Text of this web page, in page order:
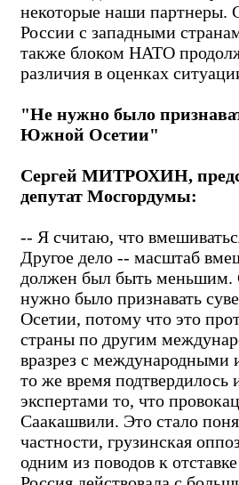
некоторые наши партнеры.
России с западными
также блоком НАТО
различия в оценках
"Не нужно было
Южной Осетии"
Сергей МИТРОХИН,
депутат Мосгордумы:
-- Я считаю, что
Другое дело -- масштаб
должен был быть меньшим.
нужно было признавать
Осетии, потому что это
страны по другим
вразрез с международными
то же время
экспертами то, что
Саакашвили. Это стало
частности, грузинская
одним из поводов к